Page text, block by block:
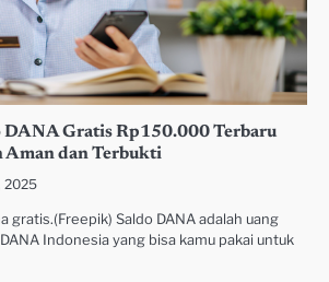
DANA Gratis Rp150.000 Terbaru
Aman dan Terbukti
2025
gratis.(Freepik) Saldo DANA adalah uang
Indonesia yang bisa kamu pakai untuk